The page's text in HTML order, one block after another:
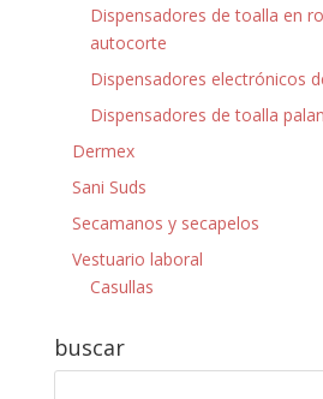
Dispensadores de toalla en
autocorte
Dispensadores electrónicos
Dispensadores de toalla
Dermex
Sani Suds
Secamanos y secapelos
Vestuario laboral
Casullas
buscar